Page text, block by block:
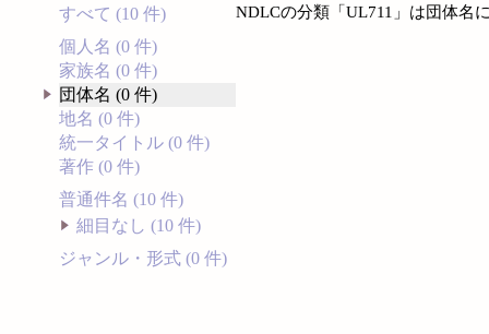
すべて (10 件)
個人名 (0 件)
家族名 (0 件)
団体名 (0 件)
地名 (0 件)
統一タイトル (0 件)
著作 (0 件)
普通件名 (10 件)
細目なし (10 件)
ジャンル・形式 (0 件)
NDLCの分類「UL711」は団体名